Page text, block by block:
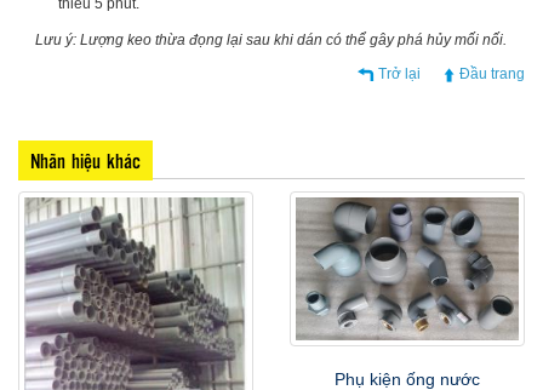
thiểu 5 phút.
Lưu ý: Lượng keo thừa đọng lại sau khi dán có thể gây phá hủy mối nối.
Trở lại
Đầu trang
Nhãn hiệu khác
Phụ kiện ống nước